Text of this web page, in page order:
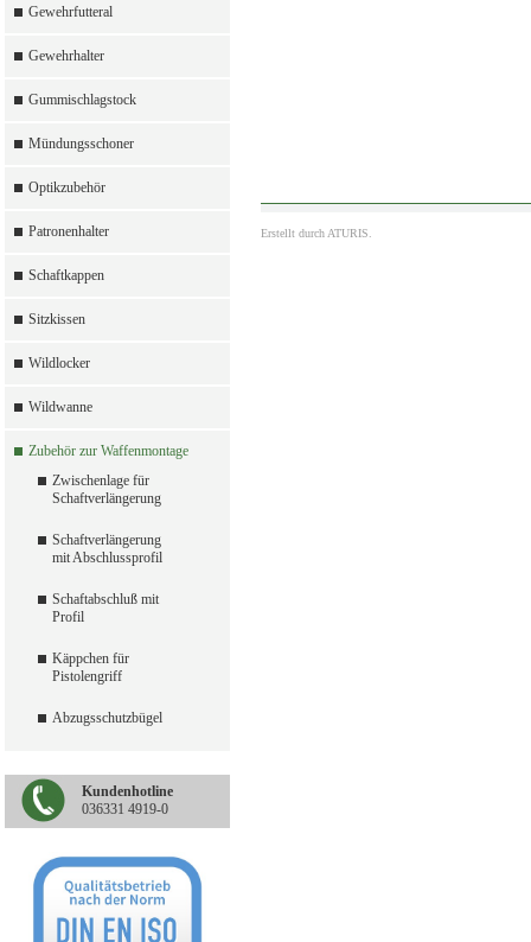
Gewehrfutteral
Gewehrhalter
Gummischlagstock
Mündungsschoner
Optikzubehör
Patronenhalter
Schaftkappen
Sitzkissen
Wildlocker
Wildwanne
Zubehör zur Waffenmontage
Zwischenlage für
Schaftverlängerung
Schaftverlängerung
mit Abschlussprofil
Schaftabschluß mit
Profil
Käppchen für
Pistolengriff
Abzugsschutzbügel
Kundenhotline
036331 4919-0
Erstellt durch ATURIS.